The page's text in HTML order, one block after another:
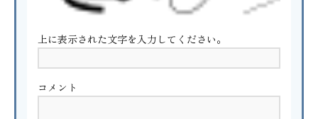
上に表示された文字を入力してください。
コメント